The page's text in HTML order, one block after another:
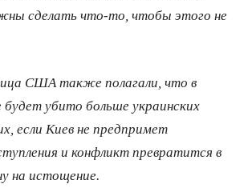
сделать что-​то, чтобы этого не
США также полагали, что в
будет убито больше украинских
если Киев не предпримет
и конфликт превратится в
на истощение.